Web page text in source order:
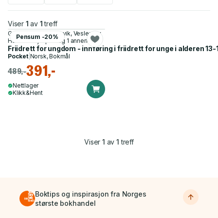
Viser 1 av 1 treff
Pensum -20%
Gro Næsheim-Bjørkvik, Veslemøy
Hausken Sjöqvist og 1 annen
Friidrett for ungdom - innføring i friidrett for unge i alderen 13-
Pocket| Norsk, Bokmål
489,-391,-
Nettlager
Klikk&Hent
Viser1 av 1 treff
Boktips og inspirasjon fra Norges
største bokhandel